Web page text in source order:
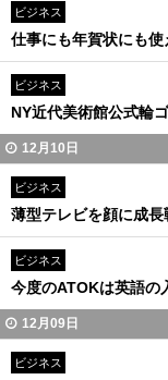
ビジネス
仕事にも年賀状にも
ビジネス
NY近代美術館公式輪
12月10日
ビジネス
薄型テレビを顔に成
ビジネス
今度のATOKは英語の
12月09日
ビジネス